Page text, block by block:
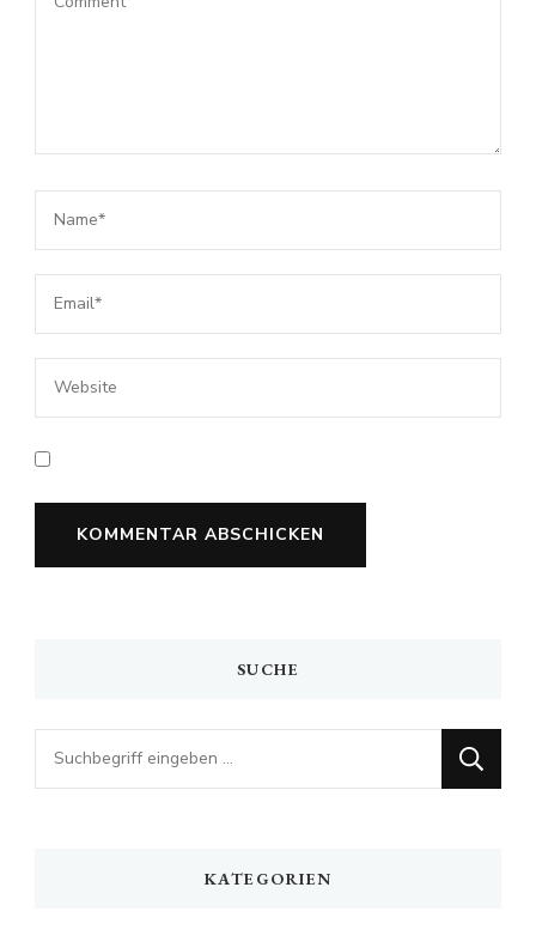
SUCHE
Looking
for
KATEGORIEN